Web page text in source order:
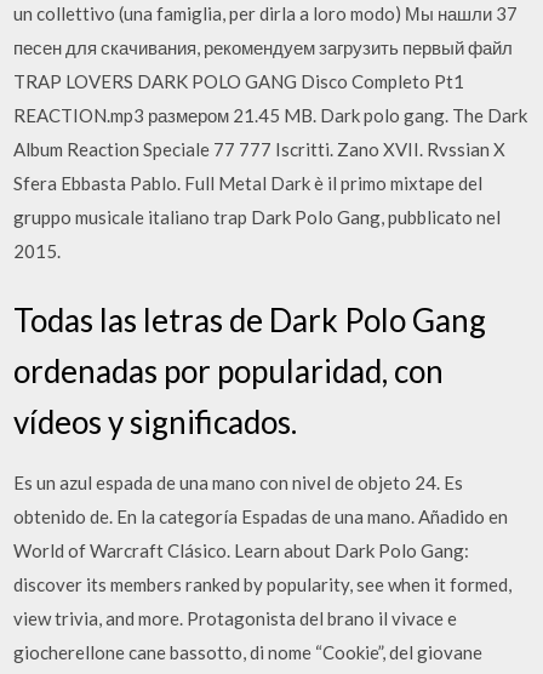
un collettivo (una famiglia, per dirla a loro modo) Мы нашли 37
песен для скачивания, рекомендуем загрузить первый файл
TRAP LOVERS DARK POLO GANG Disco Completo Pt1
REACTION.mp3 размером 21.45 MB. Dark polo gang. The Dark
Album Reaction Speciale 77 777 Iscritti. Zano XVII. Rvssian X
Sfera Ebbasta Pablo. Full Metal Dark è il primo mixtape del
gruppo musicale italiano trap Dark Polo Gang, pubblicato nel
2015.
Todas las letras de Dark Polo Gang
ordenadas por popularidad, con
vídeos y significados.
Es un azul espada de una mano con nivel de objeto 24. Es
obtenido de. En la categoría Espadas de una mano. Añadido en
World of Warcraft Clásico. Learn about Dark Polo Gang:
discover its members ranked by popularity, see when it formed,
view trivia, and more. Protagonista del brano il vivace e
giocherellone cane bassotto, di nome “Cookie”, del giovane